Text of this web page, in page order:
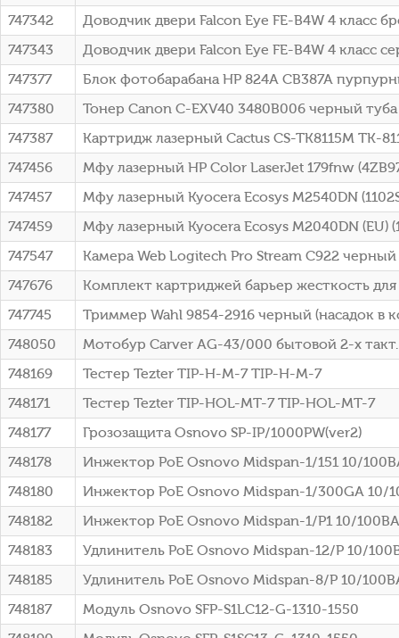
747342
Доводчик двери Falcon Eye FE-B4W 4 класс
747343
Доводчик двери Falcon Eye FE-B4W 4 класс
747377
Блок фотобарабана HP 824A CB387A
747380
Тонер Canon C-EXV40 3480B006 черный
747387
Картридж лазерный Cactus CS-TK8115M TK-
747456
Мфу лазерный HP Color LaserJet 179fnw
747457
Мфу лазерный Kyocera Ecosys M2540DN
747459
Мфу лазерный Kyocera Ecosys M2040DN (EU)
747547
Камера Web Logitech Pro Stream C922
747676
Комплект картриджей барьер жесткость
747745
Триммер Wahl 9854-2916 черный (насадок в
748050
Мотобур Carver AG-43/000 бытовой 2-х
748169
Тестер Tezter TIP-H-M-7 TIP-H-M-7
748171
Тестер Tezter TIP-HOL-MT-7 TIP-HOL-MT-7
748177
Грозозащита Osnovo SP-IP/1000PW(ver2)
748178
Инжектор PoE Osnovo Midspan-1/151 10/
748180
Инжектор PoE Osnovo Midspan-1/300GA 10/
748182
Инжектор PoE Osnovo Midspan-1/P1 10/
748183
Удлинитель PoE Osnovo Midspan-12/P 10/
748185
Удлинитель PoE Osnovo Midspan-8/P 10/
748187
Модуль Osnovo SFP-S1LC12-G-1310-1550